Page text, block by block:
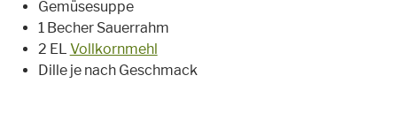
Gemüsesuppe
1 Becher Sauerrahm
2 EL Vollkornmehl
Dille je nach Geschmack